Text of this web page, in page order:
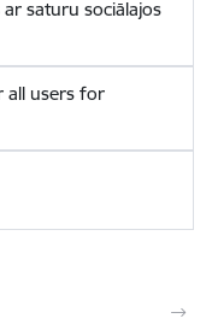
saturu sociālajos
all users for